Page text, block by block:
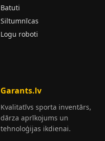
Batuti
Siltumnīcas
Logu roboti
Garants.lv
Kvalitatīvs sporta inventārs,
dārza aprīkojums un
tehnoloģijas ikdienai.